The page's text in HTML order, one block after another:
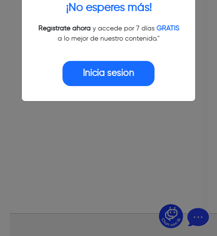
¡No esperes más!
Regístrate ahoray accede por 7 días GRATIS
a lo mejor de nuestro contenido."
Inicia sesión